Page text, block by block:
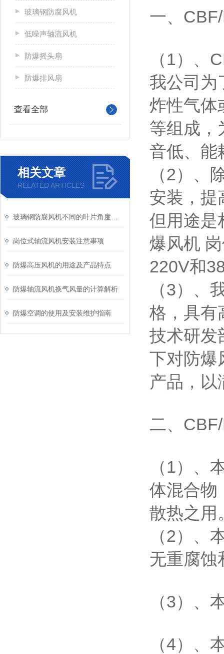
玻璃钢防腐风机
低噪声轴流风机
防爆摇头扇
防爆排风扇
查看全部
相关文章
RELATED ARTICLES
岗位式轴流风机安装注意事项
防爆高压风机的用途及产品特点
防爆轴流风机换气风量的计算解析
防爆空调的使用及安装维护指南
一、
（1）、
我公司为
炸性气体
等组成，
音低、能
（2）、
安装，提
但用途是
爆风机
220V和
（3）、
格，具有
技术研发
下对防爆
产品，以
二、
（1）、
体混合物
散热之用
（2）、
无重腐蚀
（3）、
（4）、